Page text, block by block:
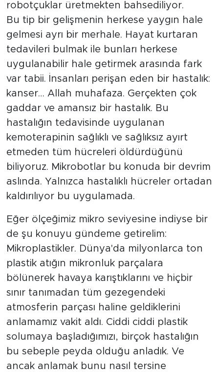
robotçuklar üretmekten bahsediliyor.
Bu tip bir gelişmenin herkese yaygın hale
gelmesi ayrı bir merhale. Hayat kurtaran
tedavileri bulmak ile bunları herkese
uygulanabilir hale getirmek arasında fark
var tabii. İnsanları perişan eden bir hastalık:
kanser… Allah muhafaza. Gerçekten çok
gaddar ve amansız bir hastalık. Bu
hastalığın tedavisinde uygulanan
kemoterapinin sağlıklı ve sağlıksız ayırt
etmeden tüm hücreleri öldürdüğünü
biliyoruz. Mikrobotlar bu konuda bir devrim
aslında. Yalnızca hastalıklı hücreler ortadan
kaldırılıyor bu uygulamada.
Eğer ölçeğimiz mikro seviyesine indiyse bir
de şu konuyu gündeme getirelim:
Mikroplastikler. Dünya'da milyonlarca ton
plastik atığın mikronluk parçalara
bölünerek havaya karıştıklarını ve hiçbir
sınır tanımadan tüm gezegendeki
atmosferin parçası haline geldiklerini
anlamamız vakit aldı. Ciddi ciddi plastik
solumaya başladığımızı, birçok hastalığın
bu sebeple peyda olduğu anladık. Ve
ancak anlamak bunu nasıl tersine